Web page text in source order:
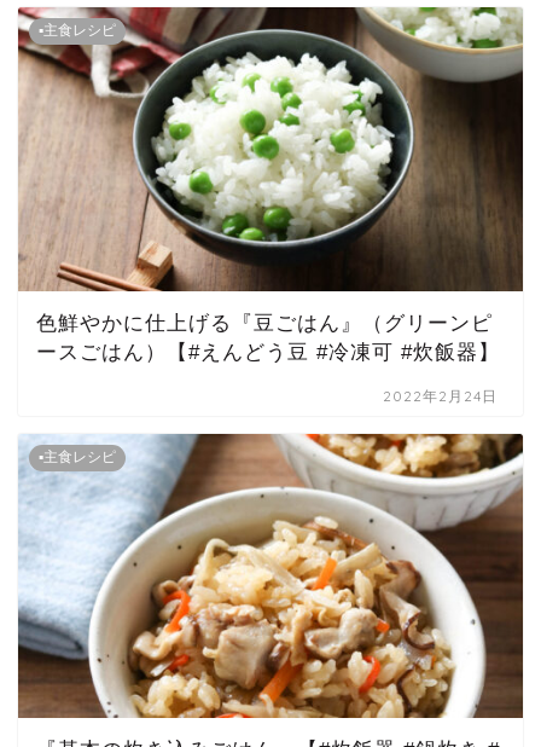
▪主食レシピ
色鮮やかに仕上げる『豆ごはん』（グリーンピ
ースごはん）【#えんどう豆 #冷凍可 #炊飯器】
2022年2月24日
▪主食レシピ